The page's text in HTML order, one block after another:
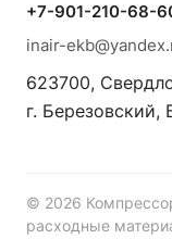
+7-901-210-68-
inair-
623700,
г. Березовский,
© 2026
расходные